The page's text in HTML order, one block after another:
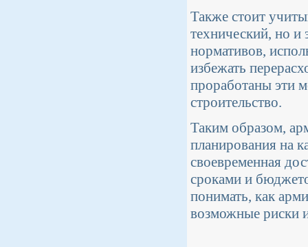
Также стоит
технический, но и
нормативов,
избежать
проработаны эти
строительство.
Таким образом,
планирования на
своевременная
сроками и
понимать, как
возможные риски